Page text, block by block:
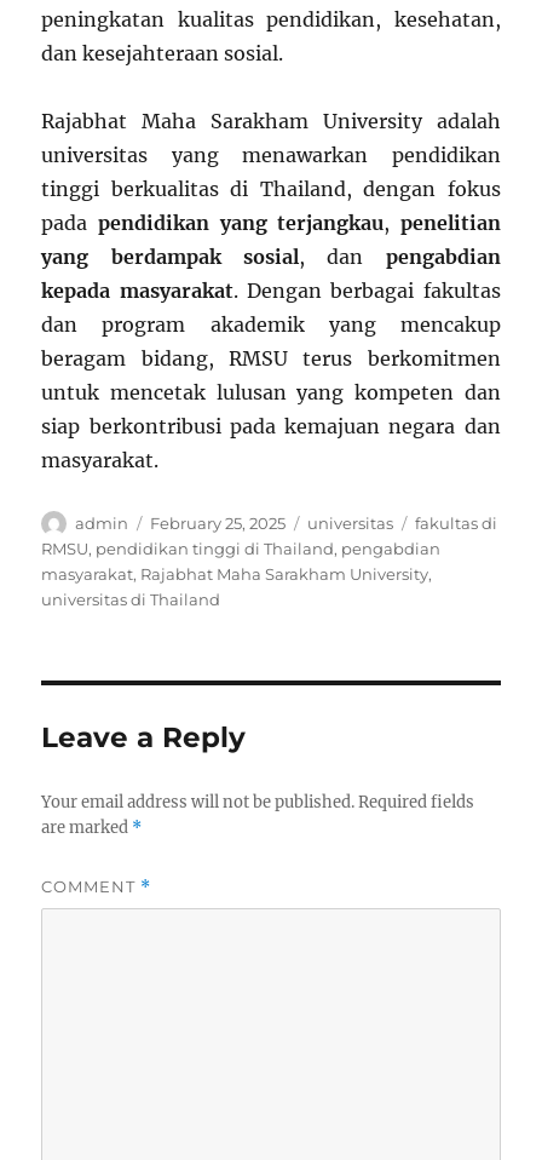
peningkatan kualitas pendidikan, kesehatan,
dan kesejahteraan sosial.
Rajabhat Maha Sarakham University adalah
universitas yang menawarkan pendidikan
tinggi berkualitas di Thailand, dengan fokus
pada pendidikan yang terjangkau, penelitian
yang berdampak sosial, dan pengabdian
kepada masyarakat. Dengan berbagai fakultas
dan program akademik yang mencakup
beragam bidang, RMSU terus berkomitmen
untuk mencetak lulusan yang kompeten dan
siap berkontribusi pada kemajuan negara dan
masyarakat.
Author
admin
Posted
on
February 25, 2025 Categories
universitas Tags
fakultas di
RMSU, pendidikan tinggi di Thailand, pengabdian
masyarakat, Rajabhat Maha Sarakham University,
universitas di Thailand
Leave a Reply
Your email address will not be published. Required fields
are marked *
COMMENT *